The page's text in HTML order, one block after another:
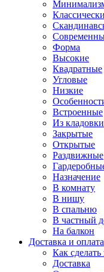
Форма
Высокие
Квадратные
Угловые
Низкие
Встроенные
Из кладовки
Закрытые
Открытые
Раздвижные
Назначение
В комнату
В нишу
В спальню
В частный
На балкон
Доставка и оплата
Как сделать
Доставка